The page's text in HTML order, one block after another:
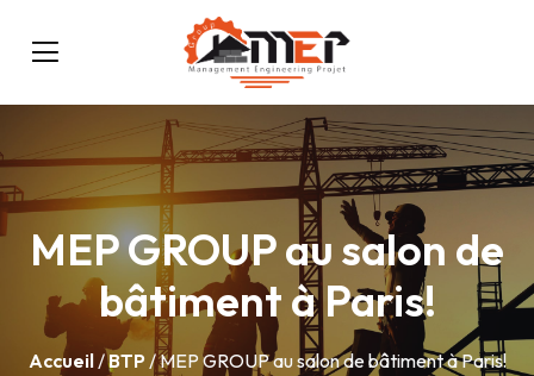
MEP GROUP au salon de
bâtiment à Paris!
Accueil/BTP/ MEP GROUP au salon de bâtiment à Paris!